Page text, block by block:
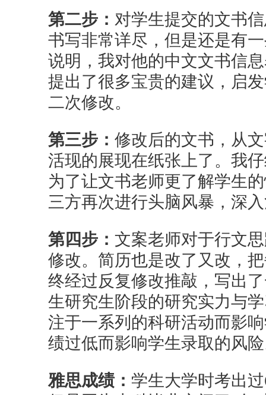
第二步： 对学生提交的文书
书写非常详尽，但是还是有
说明，我对他的中文文书信
提出了很多宝贵的建议，启
二次修改。
第三步： 修改后的文书，从
活现的展现在纸张上了。我
为了让文书老师更了解学生
三方再次进行头脑风暴，深
第四步： 文案老师对于行文
修改。简历也是改了又改，
终经过反复修改推敲，写出
生研究生阶段的研究实力与
注于一系列的科研活动而影
绩过低而影响学生录取的风
雅思成绩： 学生大学时考出